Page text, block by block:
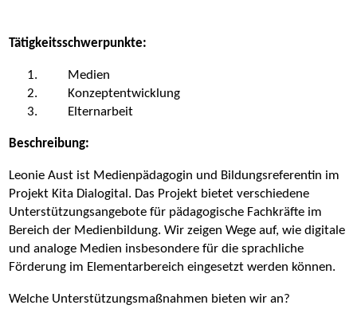
Tätigkeitsschwerpunkte:
Medien
Konzeptentwicklung
Elternarbeit
Beschreibung:
Leonie Aust ist Medienpädagogin und Bildungsreferentin im
Projekt Kita Dialogital. Das Projekt bietet verschiedene
Unterstützungsangebote für pädagogische Fachkräfte im
Bereich der Medienbildung. Wir zeigen Wege auf, wie digitale
und analoge Medien insbesondere für die sprachliche
Förderung im Elementarbereich eingesetzt werden können.
Welche Unterstützungsmaßnahmen bieten wir an?